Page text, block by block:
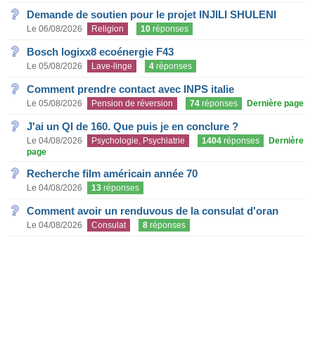
Demande de soutien pour le projet INJILI SHULENI
Le 06/08/2026 Religion 10 réponses
Bosch logixx8 ecoénergie F43
Le 05/08/2026 Lave-linge 4 réponses
Comment prendre contact avec INPS italie
Le 05/08/2026 Pension de réversion 74 réponses Dernière page
J'ai un QI de 160. Que puis je en conclure ?
Le 04/08/2026 Psychologie, Psychiatrie 1404 réponses
Dernière
page
Recherche film américain année 70
Le 04/08/2026 13 réponses
Comment avoir un renduvous de la consulat d'oran
Le 04/08/2026 Consulat 8 réponses